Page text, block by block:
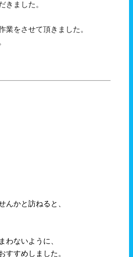
きました。
をさせて頂きました。
かと訪ねると、
わないように、
すめしました。